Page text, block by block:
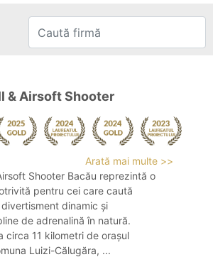
& Airsoft Shooter
Arată mai multe >>
Shooter Bacău reprezintă o
pentru cei care caută
dinamic și
de adrenalină în natură.
circa 11 kilometri de orașul
Luizi-Călugăra, ...